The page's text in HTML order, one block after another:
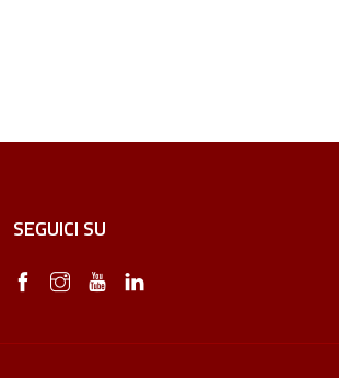
SEGUICI SU